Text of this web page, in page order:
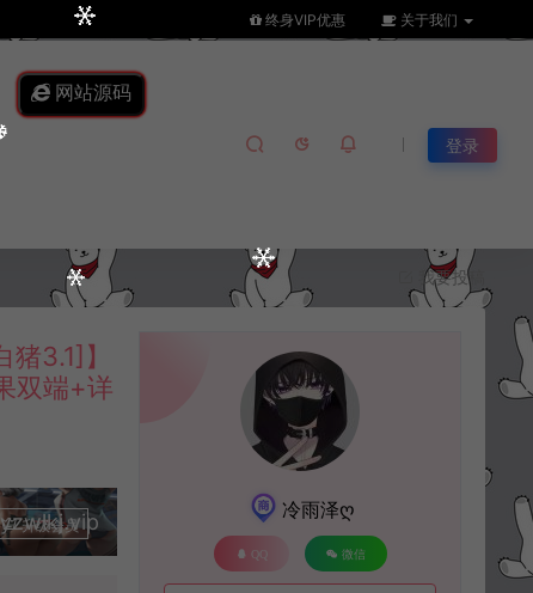
终身VIP优惠 关于我们
网站源码
登录
我要投稿
3.1]】
双端+详
升级会员
冷雨泽ღ
QQ 微信